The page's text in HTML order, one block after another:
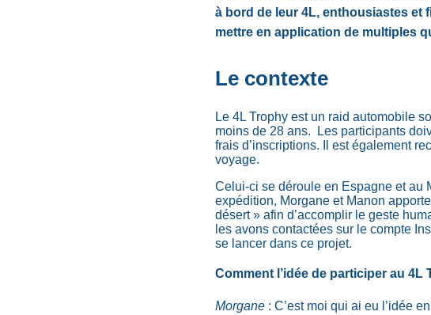
à bord de leur 4L, enthousiastes et
mettre en application de multiples
Le contexte
Le 4L Trophy est un raid automobile
moins de 28 ans. Les participants
frais d’inscriptions. Il est également
voyage.
Celui-ci se déroule en Espagne et au
expédition, Morgane et Manon
désert » afin d’accomplir le geste
les avons contactées sur le compte
se lancer dans ce projet.
Comment l’idée de participer au 4L
Morgane : C’est moi qui ai eu l’idée